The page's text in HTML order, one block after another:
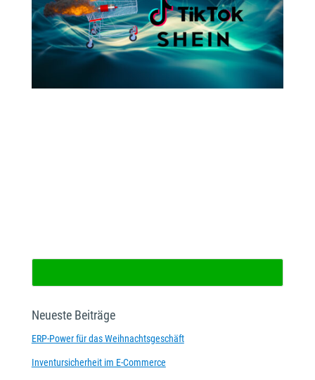
Neueste Beiträge
ERP-Power für das Weihnachtsgeschäft
Inventursicherheit im E-Commerce